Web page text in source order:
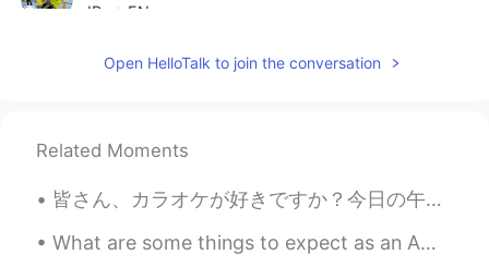
JP EN
that. but you got one more year before it.
めっちゃ関西弁やん🙆‍♂️
Masami Uesugi 2020.08.15 00:31
Open HelloTalk to join the conversation
Related Moments
皆さん、カラオケが好きですか？今日の午後、久しぶりに友達とカラオケに来ました。英語の歌は92.6 日本語の歌は94.5 中国語の歌は92.8でした。日本語の歌は点数が一番高いって自分にもびっくり...
What are some things to expect as an American living in China? What are some things I should be l...